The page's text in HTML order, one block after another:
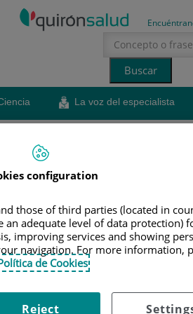
La voz del especialista
configuration
those of third parties (located in
an adequate level of data protection)
improving services and showing
navigation. For more information,
de Cookies
Reject